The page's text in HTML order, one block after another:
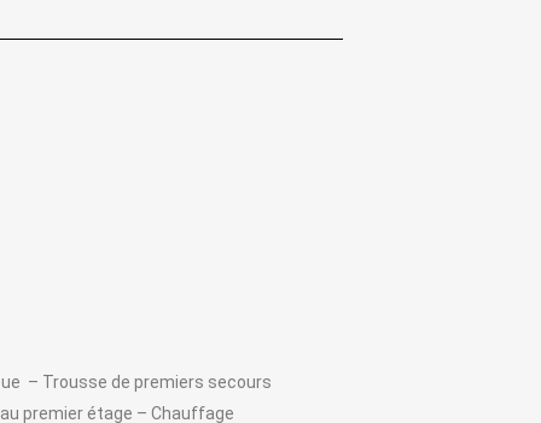
– Trousse de premiers secours
premier étage – Chauffage